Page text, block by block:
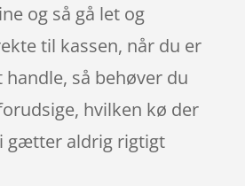
og så gå let og
til kassen, når du er
så behøver du
hvilken kø der
gætter aldrig rigtigt